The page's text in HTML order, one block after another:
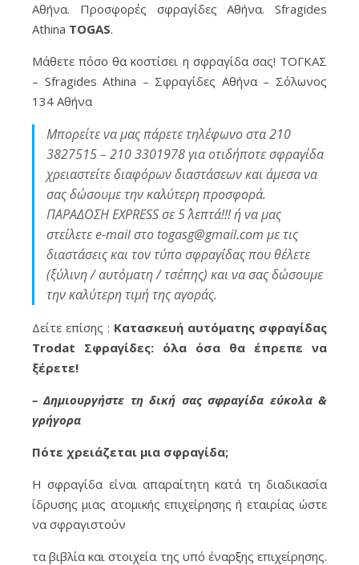
Αθήνα. Προσφορές σφραγίδες Αθήνα. Sfragides
Athina TOGAS.
Μάθετε πόσο θα κοστίσει η σφραγίδα σας! ΤΟΓΚΑΣ
– Sfragides Athina – Σφραγίδες Αθήνα – Σόλωνος
134 Αθήνα
Μπορείτε να μας πάρετε τηλέφωνο στα 210
3827515 – 210 3301978 για οτιδήποτε σφραγίδα
χρειαστείτε διαφόρων διαστάσεων και άμεσα να
σας δώσουμε την καλύτερη προσφορά.
ΠΑΡΑΔΟΣΗ EXPRESS σε 5΄ λεπτά!!! ή να μας
στείλετε e-mail στο togasg@gmail.com με τις
διαστάσεις και τον τύπο σφραγίδας που θέλετε
(ξύλινη / αυτόματη / τσέπης) και να σας δώσουμε
την καλύτερη τιμή της αγοράς.
Δείτε επίσης : Κατασκευή αυτόματης σφραγίδας
Trodat Σφραγίδες: όλα όσα θα έπρεπε να
ξέρετε!
– Δημιουργήστε τη δική σας σφραγίδα εύκολα &
γρήγορα
Πότε χρειάζεται μια σφραγίδα;
H σφραγίδα είναι απαραίτητη κατά τη διαδικασία
ίδρυσης μιας ατομικής επιχείρησης ή εταιρίας ώστε
να σφραγιστούν
τα βιβλία και στοιχεία της υπό έναρξης επιχείρησης.